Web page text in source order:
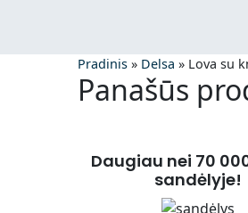
Pradinis » Delsa » Lova su
Panašūs
Daugiau nei 70
sandėlyje!